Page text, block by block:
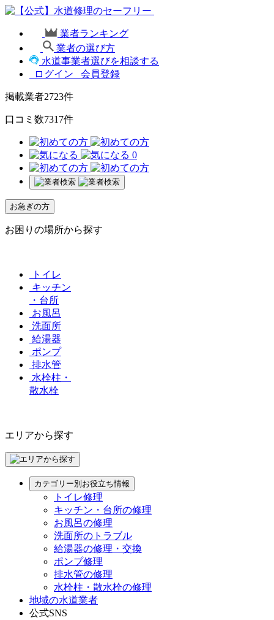
業者ランキング
業者の選び方
水道事業者選びを相談する
ログイン
会員登録
掲載業者2723件
口コミ数7317件
0
お急ぎの方
お困りの場所から探す
トイレ
キッチン
・台所
お風呂
洗面所
給湯器
ポンプ
排水管
水栓柱・
散水栓
エリアから探す
カテゴリー別お役立ち情報
トイレ修理
キッチン・台所の修理
お風呂の修理
洗面所のトラブル
給湯器の修理・交換
ポンプ修理
排水管の修理
水栓柱・散水栓の修理
地域の水道業者
公式SNS